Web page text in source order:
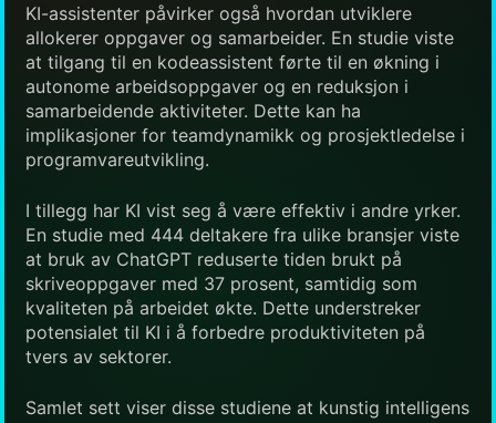
KI-assistenter påvirker også hvordan utviklere
allokerer oppgaver og samarbeider. En studie viste
at tilgang til en kodeassistent førte til en økning i
autonome arbeidsoppgaver og en reduksjon i
samarbeidende aktiviteter. Dette kan ha
implikasjoner for teamdynamikk og prosjektledelse i
programvareutvikling.
I tillegg har KI vist seg å være effektiv i andre yrker.
En studie med 444 deltakere fra ulike bransjer viste
at bruk av ChatGPT reduserte tiden brukt på
skriveoppgaver med 37 prosent, samtidig som
kvaliteten på arbeidet økte. Dette understreker
potensialet til KI i å forbedre produktiviteten på
tvers av sektorer.
Samlet sett viser disse studiene at kunstig intelligens